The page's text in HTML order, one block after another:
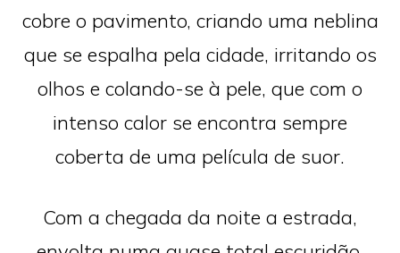
cobre o pavimento, criando uma neblina
que se espalha pela cidade, irritando os
olhos e colando-se à pele, que com o
intenso calor se encontra sempre
coberta de uma película de suor.
Com a chegada da noite a estrada,